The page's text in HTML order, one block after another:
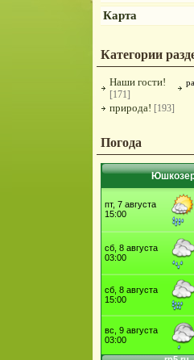
Карта
Категории
Наши гости!
[171]
природа! [193]
Погода